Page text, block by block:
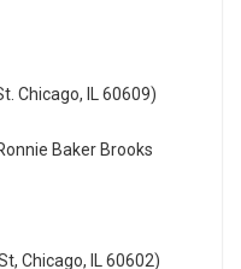
Chicago, IL 60609)
Baker Brooks
Chicago, IL 60602)